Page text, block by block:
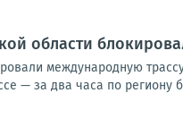
области
международную
— за два часа по